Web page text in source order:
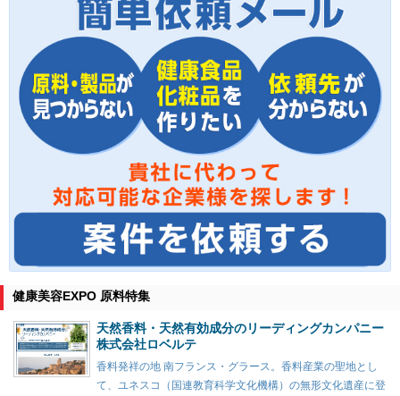
健康美容EXPO 原料特集
天然香料・天然有効成分のリーディングカンパニー
株式会社ロベルテ
香料発祥の地 南フランス・グラース。香料産業の聖地とし
て、ユネスコ（国連教育科学文化機構）の無形文化遺産に登